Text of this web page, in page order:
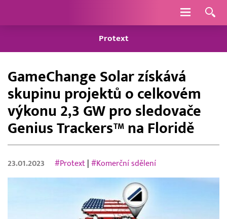
Navigace
Protext
GameChange Solar získává
skupinu projektů o celkovém
výkonu 2,3 GW pro sledovače
Genius Trackers™ na Floridě
23.01.2023 #Protext |#Komerční sdělení